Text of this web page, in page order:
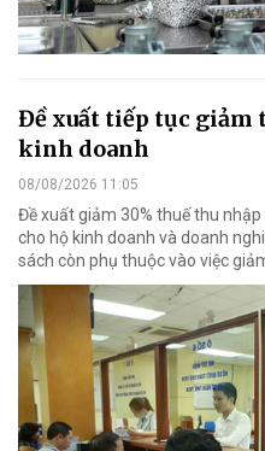
Đề xuất tiếp tục giảm
kinh doanh
08/08/2026 11:05
Đề xuất giảm 30% thuế thu
cho hộ kinh doanh và doanh
sách còn phụ thuộc vào việc